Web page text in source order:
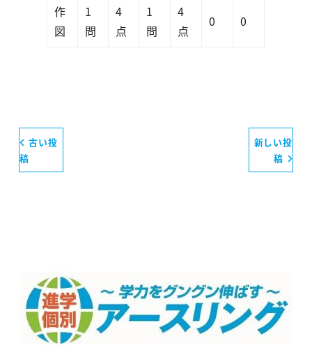
作
図
1
問
4
点
1
問
4
点
0 0
古い投
稿
新しい投
稿